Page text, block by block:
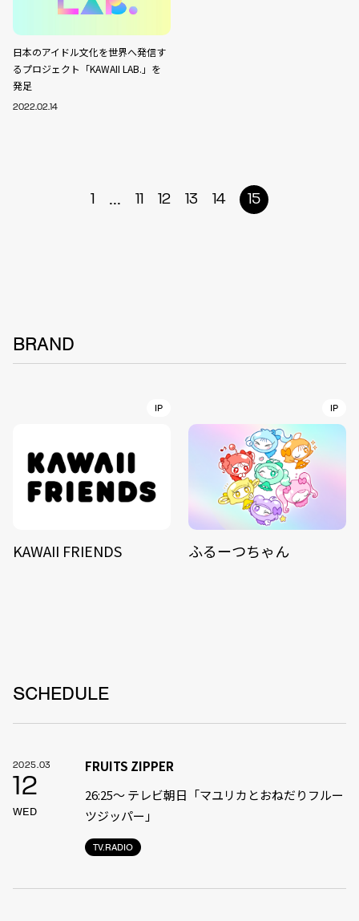
日本のアイドル文化を世界へ発信す
るプロジェクト「KAWAII LAB.」を
発足
2022.02.14
1 ... 11 12 13 14 15
BRAND
IP
KAWAII FRIENDS
IP
ふるーつちゃん
SCHEDULE
2025.03
12
WED
TV.RADIO
FRUITS ZIPPER
26:25～ テレビ朝日「マユリカとおねだりフルー
ツジッパー」